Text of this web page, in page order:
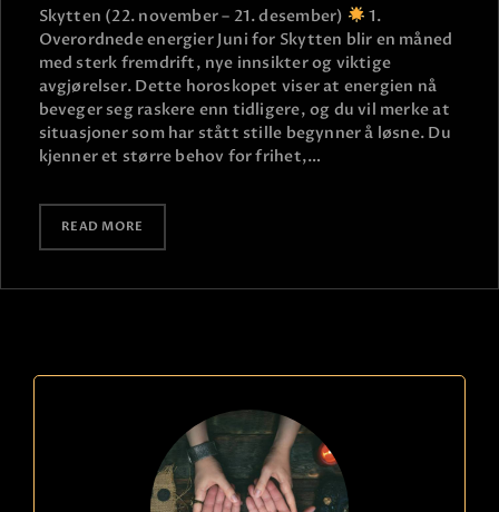
JOBBE SOM KLARSYNT
FAQ
KONTAKT OSS
Skytten (22. november – 21. desember)
1.
Overordnede energier Juni for Skytten blir en måned
med sterk fremdrift, nye innsikter og viktige
avgjørelser. Dette horoskopet viser at energien nå
beveger seg raskere enn tidligere, og du vil merke at
situasjoner som har stått stille begynner å løsne. Du
kjenner et større behov for frihet,…
READ MORE